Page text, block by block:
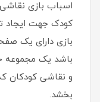
اسباب بازی
کودک جهت ایجاد
بازی دارای یک
باشد یک مجموعه
و نقاشی کودکان
بخشد.